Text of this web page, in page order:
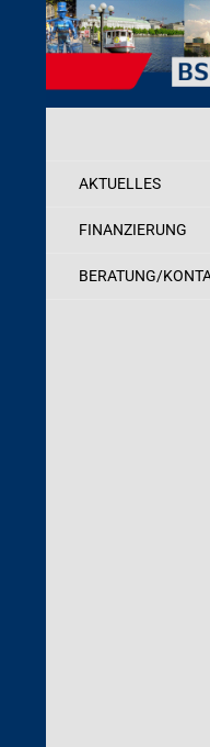
Behörde für
AKTUELLES
FINANZIERUNG
BERATUNG/